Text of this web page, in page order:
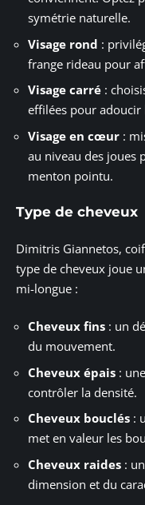
symétrie naturelle.
Visage rond :
frange rideau pour
Visage carré :
effilées pour adoucir
Visage en cœur :
au niveau des joues
menton pointu.
Type de cheveux
Dimitris Giannetos,
type de cheveux joue
mi-longue :
Cheveux fins : un
du mouvement.
Cheveux épais :
contrôler la densité.
Cheveux bouclés :
met en valeur les
Cheveux raides :
dimension et du